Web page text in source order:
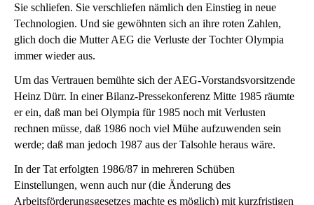
Sie schliefen. Sie verschliefen nämlich den Einstieg in neue
Technologien. Und sie gewöhnten sich an ihre roten Zahlen,
glich doch die Mutter AEG die Verluste der Tochter Olympia
immer wieder aus.
Um das Vertrauen bemühte sich der AEG-Vorstandsvorsitzende
Heinz Dürr. In einer Bilanz-Pressekonferenz Mitte 1985 räumte
er ein, daß man bei Olympia für 1985 noch mit Verlusten
rechnen müsse, daß 1986 noch viel Mühe aufzuwenden sein
werde; daß man jedoch 1987 aus der Talsohle heraus wäre.
In der Tat erfolgten 1986/87 in mehreren Schüben
Einstellungen, wenn auch nur (die Änderung des
Arbeitsförderungsgesetzes machte es möglich) mit kurzfristigen